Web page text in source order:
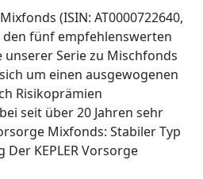
(ISIN: AT0000722640,
den fünf empfehlenswerten
unserer Serie zu Mischfonds
um einen ausgewogenen
Risikoprämien
seit über 20 Jahren sehr
Mixfonds: Stabiler Typ
KEPLER Vorsorge